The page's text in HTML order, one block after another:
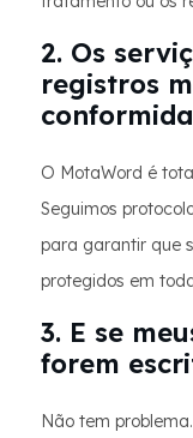
2. Os
registros
O MotaWord é
Seguimos
para garantir que
protegidos em
3. E se
forem
Não tem